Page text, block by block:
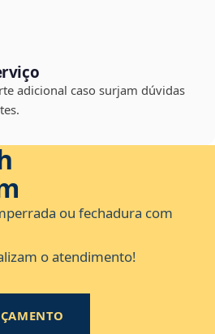
adicional caso surjam dúvidas
ou fechadura com
o atendimento!